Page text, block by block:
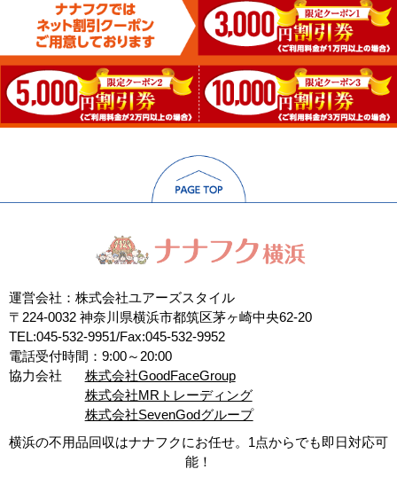
運営会社：株式会社ユアーズスタイル
〒224-0032 神奈川県横浜市都筑区茅ヶ崎中央62-20
TEL:045-532-9951/Fax:045-532-9952
電話受付時間：9:00～20:00
協力会社
株式会社GoodFaceGroup
株式会社MRトレーディング
株式会社SevenGodグループ
横浜の不用品回収はナナフクにお任せ。1点からでも即日対応可
能！